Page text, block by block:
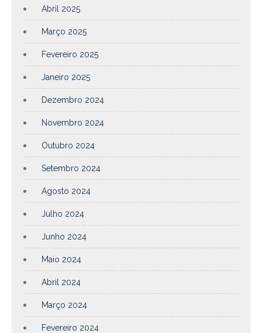
Abril 2025
Março 2025
Fevereiro 2025
Janeiro 2025
Dezembro 2024
Novembro 2024
Outubro 2024
Setembro 2024
Agosto 2024
Julho 2024
Junho 2024
Maio 2024
Abril 2024
Março 2024
Fevereiro 2024